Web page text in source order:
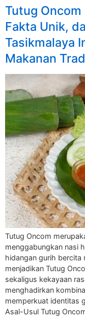
Tutug Oncom
Fakta Unik,
Tasikmalaya
Makanan
Tutug Oncom
menggabungkan nasi
hidangan gurih bercita
menjadikan Tutug
sekaligus kekayaan
menghadirkan
memperkuat identitas
Asal-Usul Tutug